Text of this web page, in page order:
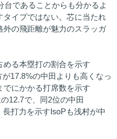
台であることからも分かるよ
タイプではない。芯に当たれ
の飛距離が魅力のスラッガ
める本塁打の割合を示す
17.8%の中田よりも高くなっ
でにかかる打席数を示す
12.7で、同2位の中田
長打力を示すIsoPも浅村が中